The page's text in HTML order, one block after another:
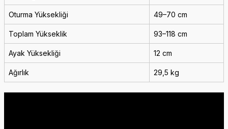
Oturma Yüksekliği 49–70 cm
Toplam Yükseklik 93–118 cm
Ayak Yüksekliği 12 cm
Ağırlık 29,5 kg